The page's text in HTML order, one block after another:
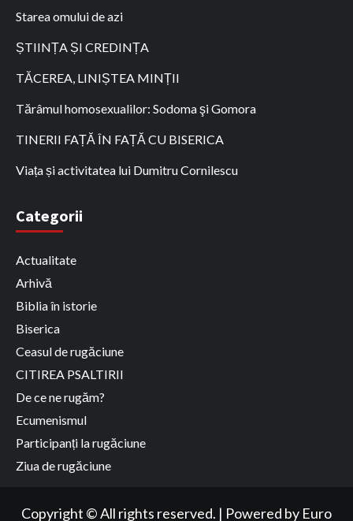
Starea omului de azi
ȘTIINȚA ȘI CREDINȚA
TĂCEREA, LINIȘTEA MINȚII
Tărâmul homosexualilor: Sodoma şi Gomora
TINERII FAȚĂ ÎN FAȚĂ CU BISERICA
Viața și activitatea lui Dumitru Cornilescu
Categorii
Actualitate
Arhivă
Biblia în istorie
Biserica
Ceasul de rugăciune
CITIREA PSALTIRII
De ce ne rugăm?
Ecumenismul
Participanți la rugăciune
Ziua de rugăciune
Copyright © All rights reserved. | Powered by Euro